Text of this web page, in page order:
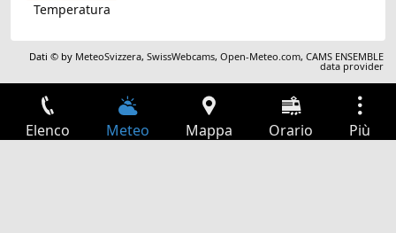
Temperatura
Dati © by MeteoSvizzera,SwissWebcams,Open-Meteo.com,CAMS ENSEMBLE
data provider
Elenco Meteo Mappa Orario Più